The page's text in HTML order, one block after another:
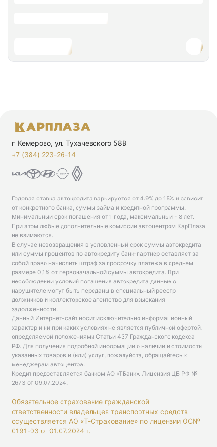
г. Кемерово, ул. Тухачевского 58В
+7 (384) 223-26-14‬
Годовая ставка автокредита варьируется от 4.9% до 15% и зависит
от конкретного банка, суммы займа и кредитной программы.
Минимальный срок погашения от 1 года, максимальный - 8 лет.
При этом любые дополнительные комиссии автоцентром КарПлаза
не взимаются.
В случае невозвращения в условленный срок суммы автокредита
или суммы процентов по автокредиту банк-партнер оставляет за
собой право начислить штраф за просрочку платежа в среднем
размере 0,1% от первоначальной суммы автокредита. При
несоблюдении условий погашения автокредита данные о
нарушителе могут быть переданы в специальный реестр
должников и коллекторское агентство для взыскания
задолженности.
Данный Интернет-сайт носит исключительно информационный
характер и ни при каких условиях не является публичной офертой,
определяемой положениями Статьи 437 Гражданского кодекса
РФ. Для получения подробной информации о наличии и стоимости
указанных товаров и (или) услуг, пожалуйста, обращайтесь к
менеджерам автоцентра.
Кредит предоставляется банком АО «ТБанк». Лицензия ЦБ РФ №
2673 от 09.07.2024.
Обязательное страхование гражданской
ответственности владельцев транспортных средств
осуществляется АО «Т-Страхование» по лицензии ОС№
0191-03 от 01.07.2024 г.